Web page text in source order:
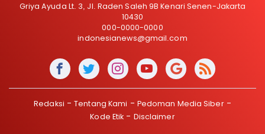
Griya Ayuda Lt. 3, Jl. Raden Saleh 9B Kenari Senen-Jakarta
10430
000-0000-0000
indonesianews@gmail.com
Redaksi Tentang Kami
Pedoman Media Siber
Kode Etik
Disclaimer